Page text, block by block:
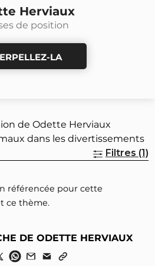
Herviaux
de position
LA
de Odette Herviaux
dans les divertissements
Filtres (1)
référencée pour cette
ce thème.
DE ODETTE HERVIAUX